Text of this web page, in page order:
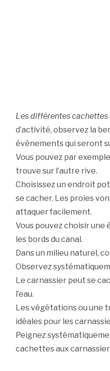
Les différentes cachettes
d’activité, observez la
évènements qui seront
Vous pouvez par
trouve sur l’autre rive.
Choisissez un endroit
se cacher. Les proies
attaquer facilement.
Vous pouvez choisir une
les bords du canal.
Dans un milieu naturel,
Observez
Le carnassier peut se
l’eau.
Les végétations ou une
idéales pour les
Peignez
cachettes aux